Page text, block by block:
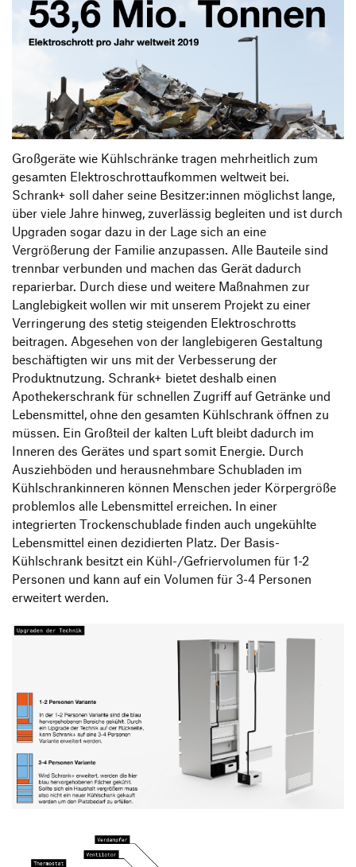
Großgeräte wie Kühlschränke tragen mehrheitlich zum
gesamten Elektroschrottaufkommen weltweit bei.
Schrank+ soll daher seine Besitzer:innen möglichst lange,
über viele Jahre hinweg, zuverlässig begleiten und ist durch
Upgraden sogar dazu in der Lage sich an eine
Vergrößerung der Familie anzupassen. Alle Bauteile sind
trennbar verbunden und machen das Gerät dadurch
reparierbar. Durch diese und weitere Maßnahmen zur
Langlebigkeit wollen wir mit unserem Projekt zu einer
Verringerung des stetig steigenden Elektroschrotts
beitragen. Abgesehen von der langlebigeren Gestaltung
beschäftigten wir uns mit der Verbesserung der
Produktnutzung. Schrank+ bietet deshalb einen
Apothekerschrank für schnellen Zugriff auf Getränke und
Lebensmittel, ohne den gesamten Kühlschrank öffnen zu
müssen. Ein Großteil der kalten Luft bleibt dadurch im
Inneren des Gerätes und spart somit Energie. Durch
Ausziehböden und herausnehmbare Schubladen im
Kühlschrankinneren können Menschen jeder Körpergröße
problemlos alle Lebensmittel erreichen. In einer
integrierten Trockenschublade finden auch ungekühlte
Lebensmittel einen dezidierten Platz. Der Basis-
Kühlschrank besitzt ein Kühl-/Gefriervolumen für 1-2
Personen und kann auf ein Volumen für 3-4 Personen
erweitert werden.